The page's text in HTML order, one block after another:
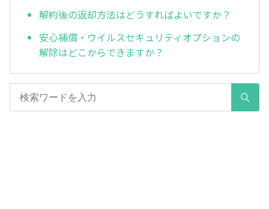
解約後の返却方法はどうすればよいですか？
安心補償・ウイルスセキュリティオプションの
解除はどこからできますか？